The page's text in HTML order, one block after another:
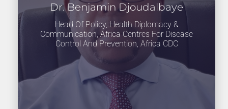
Dr. Benjamin Djoudalbaye
Head Of Policy, Health Diplomacy &
Communication, Africa Centres For Disease
Control And Prevention, Africa CDC